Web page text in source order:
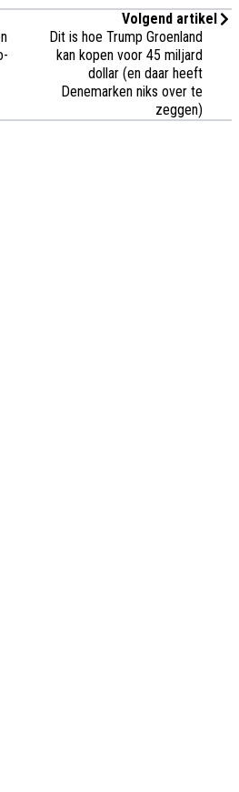
Volgend artikel
Dit is hoe Trump Groenland
kan kopen voor 45 miljard
dollar (en daar heeft
Denemarken niks over te
zeggen)